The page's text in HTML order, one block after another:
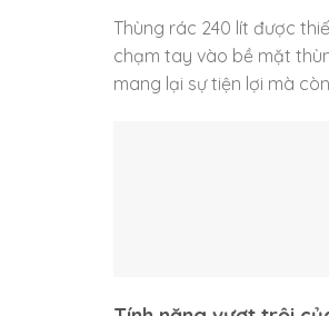
Thùng rác 240 lít được
chạm tay vào bề mặt
mang lại sự tiện lợi mà